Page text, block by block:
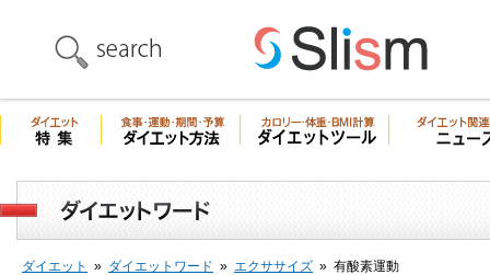
ダイエット » ダイエットワード » エクササイズ » 有酸素運動